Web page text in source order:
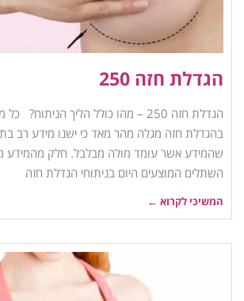
הגדלת חזה 250
הגדלת חזה 250 – מהו כולל הליך
בהגדלת חזה מגלה מהר מאד כי ישנו מידע רב
שהמידע אשר עומד מולה מבלבל. חלק מהמידע
השתלים המוצעים היום בניתוחי הגדלת חזה
המשיכי לקרוא ←